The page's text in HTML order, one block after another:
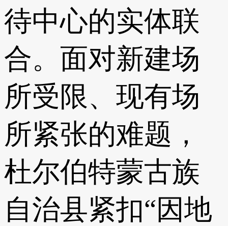
待中心的实体联
合。面对新建场
所受限、现有场
所紧张的难题，
杜尔伯特蒙古族
自治县紧扣“因地